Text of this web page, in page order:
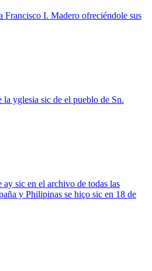
Francisco I. Madero ofreciéndole sus
la yglesia sic de el pueblo de Sn.
sic en el archivo de todas las
y Philipinas se hiço sic en 18 de